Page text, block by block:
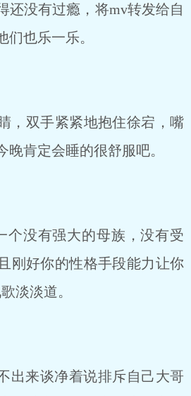
没有过瘾，将mv转发给自
们也乐一乐。
，双手紧紧地抱住徐宕，嘴
晚肯定会睡的很舒服吧。
没有强大的母族，没有受
刚好你的性格手段能力让你
淡淡道。
来谈净着说排斥自己大哥